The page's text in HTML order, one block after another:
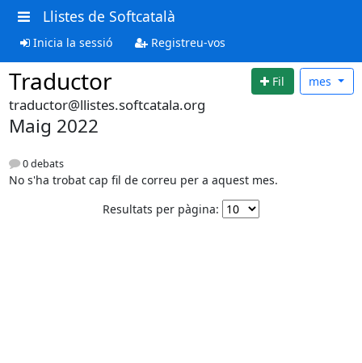
Llistes de Softcatalà
Inicia la sessió Registreu-vos
Traductor Fil mes
traductor@llistes.softcatala.org
Maig 2022
0 debats
No s'ha trobat cap fil de correu per a aquest mes.
Resultats per pàgina: